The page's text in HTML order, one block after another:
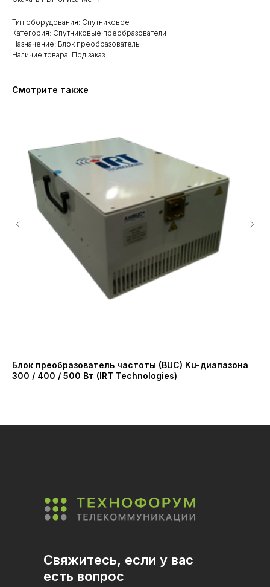
Тип оборудования: Спутниковое
Категория: Спутниковые преобразователи
Назначение: Блок преобразователь
Наличие товара: Под заказ
Смотрите также
Блок преобразователь частоты (BUC) Ku-диапазона
300 / 400 / 500 Вт (IRT Technologies)
Свяжитесь, если у вас
есть вопрос